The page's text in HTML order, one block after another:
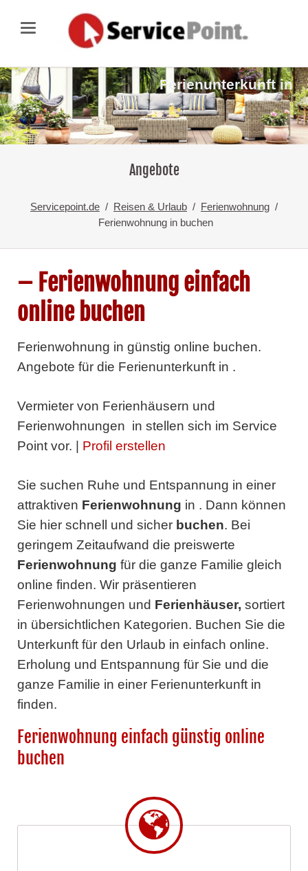
Ferienunterkunft in
Angebote
Servicepoint.de Reisen & Urlaub
Ferienwohnung
Ferienwohnung in buchen
– Ferienwohnung einfach
online buchen
Ferienwohnung in günstig online buchen.
Angebote für die Ferienunterkunft in .
Vermieter von Ferienhäusern und
Ferienwohnungen in stellen sich im Service
Point vor. | Profil erstellen
Sie suchen Ruhe und Entspannung in einer
attraktiven Ferienwohnung in . Dann können
Sie hier schnell und sicher buchen. Bei
geringem Zeitaufwand die preiswerte
Ferienwohnung für die ganze Familie gleich
online finden. Wir präsentieren
Ferienwohnungen und Ferienhäuser, sortiert
in übersichtlichen Kategorien. Buchen Sie die
Unterkunft für den Urlaub in einfach online.
Erholung und Entspannung für Sie und die
ganze Familie in einer Ferienunterkunft in
finden.
Ferienwohnung einfach günstig online
buchen